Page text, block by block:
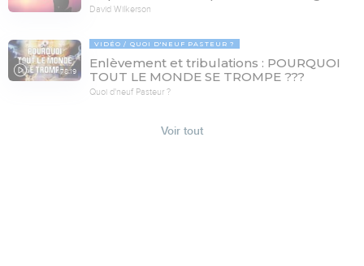
David Wilkerson
78:19
VIDÉO QUOI D'NEUF PASTEUR ?
Enlèvement et tribulations : POURQUOI
TOUT LE MONDE SE TROMPE ???
Quoi d'neuf Pasteur ?
Voir tout